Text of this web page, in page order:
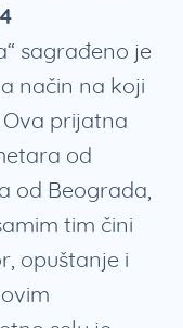
sagrađeno je
način na koji
prijatna
od
od Beograda,
tim čini
opuštanje i